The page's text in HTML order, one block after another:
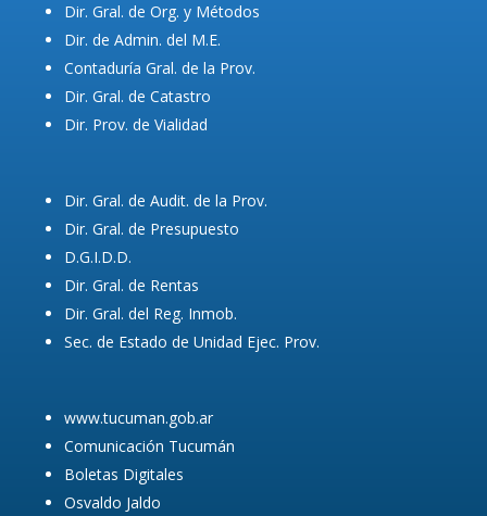
Dir. Gral. de Org. y Métodos
Dir. de Admin. del M.E.
Contaduría Gral. de la Prov.
Dir. Gral. de Catastro
Dir. Prov. de Vialidad
Dir. Gral. de Audit. de la Prov.
Dir. Gral. de Presupuesto
D.G.I.D.D.
Dir. Gral. de Rentas
Dir. Gral. del Reg. Inmob.
Sec. de Estado de Unidad Ejec. Prov.
www.tucuman.gob.ar
Comunicación Tucumán
Boletas Digitales
Osvaldo Jaldo